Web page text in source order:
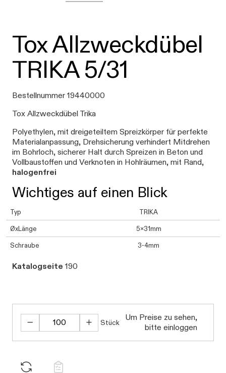
Tox Allzweckdübel
TRIKA 5/31
Bestellnummer 19440000
Tox Allzweckdübel Trika
Polyethylen, mit dreigeteiltem Spreizkörper für perfekte
Materialanpassung, Drehsicherung verhindert Mitdrehen
im Bohrloch, sicherer Halt durch Spreizen in Beton und
Vollbaustoffen und Verknoten in Hohlräumen, mit Rand,
halogenfrei
Wichtiges auf einen Blick
Typ TRIKA
ØxLänge 5x31mm
Schraube 3-4mm
Katalogseite 190
Stück
Um Preise zu sehen,
bitte einloggen